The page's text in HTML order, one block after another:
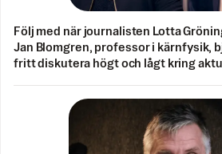
Följ med när journalisten Lotta
Jan Blomgren, professor i kärnfysik,
fritt diskutera högt och lågt kring